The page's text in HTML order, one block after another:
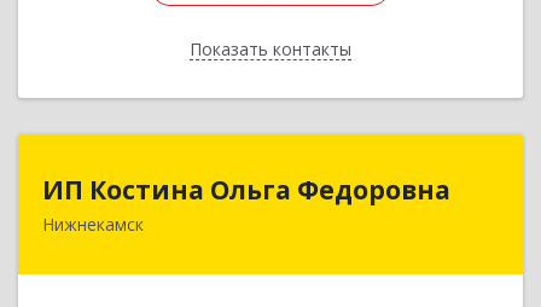
Показать контакты
Назад
ИП Костина Ольга Федоровна
Нижнекамск